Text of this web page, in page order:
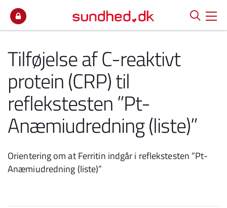
Tilføjelse af C-reaktivt
protein (CRP) til
reflekstesten ”Pt-
Anæmiudredning (liste)”
Orientering om at Ferritin indgår i reflekstesten ”Pt-
Anæmiudredning (liste)”